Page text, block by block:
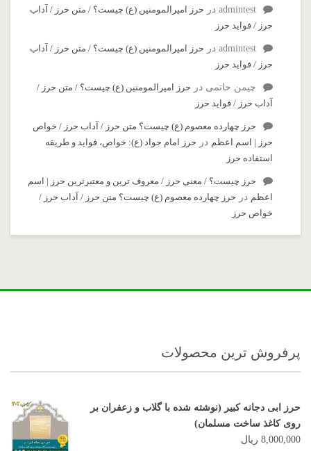
admintest در حرز امیرالمومنین (ع) چیست؟ / متن حرز / آداب
حرز / فواید حرز
admintest در حرز امیرالمومنین (ع) چیست؟ / متن حرز / آداب
حرز / فواید حرز
چیمن حاتمی در حرز امیرالمومنین (ع) چیست؟ / متن حرز /
آداب حرز / فواید حرز
حرز چهارده معصوم (ع) چیست؟ متن حرز / آداب حرز / خواص
حرز | اسم اعظم در حرز امام جواد (ع): خواص، فواید و طریقه
استفاده حرز
حرز چیست؟ / معنی حرز / معروف ترین و معتبرترین حرز | اسم
اعظم در حرز چهارده معصوم (ع) چیست؟ متن حرز / آداب حرز /
خواص حرز
پرفروش ترین محصولات
حرز ابی دجانه کبیر (نوشته شده با گلاب و زعفران بر
روی کاغذ ساخت مسلمان)
8,000,000 ریال